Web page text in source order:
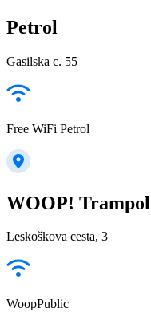
Petrol
Gasilska c. 55
Free WiFi Petrol
WOOP!
Leskoškova cesta, 3
WoopPublic